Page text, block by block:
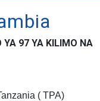
YA 97 YA KILIMO NA
( TPA)